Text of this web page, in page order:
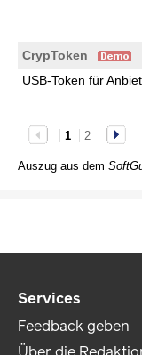
CrypToken
USB-Token für
1
2
Auszug aus dem
Services
Feedback geben